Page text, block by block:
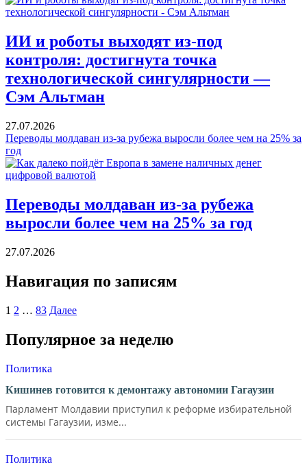
ИИ и роботы выходят из-под
контроля: достигнута точка
технологической сингулярности —
Сэм Альтман
27.07.2026
Переводы молдаван из-за рубежа выросли более чем на 25% за
год
Переводы молдаван из-за рубежа
выросли более чем на 25% за год
27.07.2026
Навигация по записям
1 2 … 83 Далее
Популярное за неделю
Политика
Кишинев готовится к демонтажу автономии Гагаузии
Парламент Молдавии приступил к реформе избирательной
системы Гагаузии, изме...
Политика